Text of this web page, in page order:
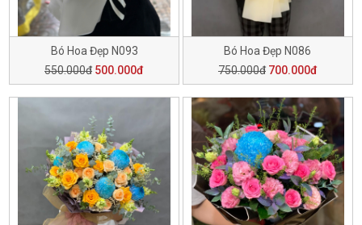
Bó Hoa Đẹp N093
550.000đ 500.000đ
Bó Hoa Đẹp N086
750.000đ 700.000đ